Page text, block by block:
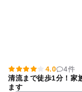
4.0
4件
清流まで徒歩1分！家
ます